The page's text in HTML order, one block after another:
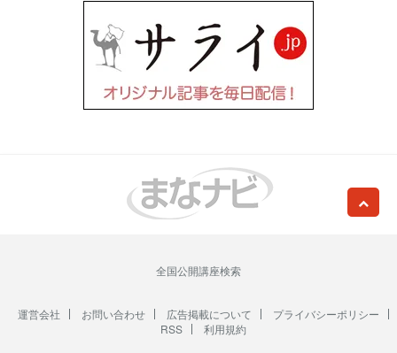
全国公開講座検索
運営会社 お問い合わせ 広告掲載について
プライバシーポリシー
RSS
利用規約